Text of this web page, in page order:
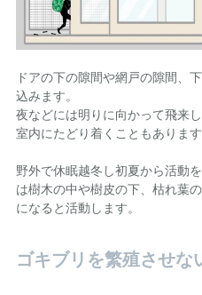
ドアの下の隙間や網戸の隙間、
込みます。
夜などには明りに向かって飛来
室内にたどり着くこともあります
野外で休眠越冬し初夏から活動
は樹木の中や樹皮の下、枯れ葉
になると活動します。
ゴキブリを繁殖させな